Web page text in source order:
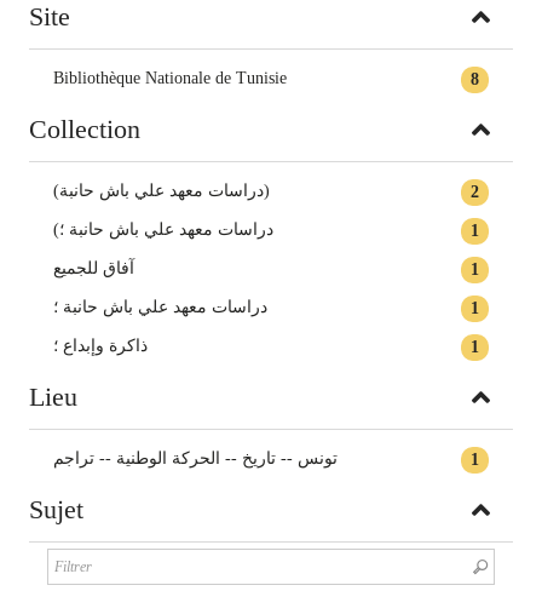
Site
8
Bibliothèque Nationale de Tunisie
Collection
2 (دراسات معهد علي باش حانبة)
1 (دراسات معهد علي باش حانبة ؛
1 آفاق للجميع
1 دراسات معهد علي باش حانبة ؛
1 ذاكرة وإبداع ؛
Lieu
1 تونس -- تاريخ -- الحركة الوطنية -- تراجم
Sujet